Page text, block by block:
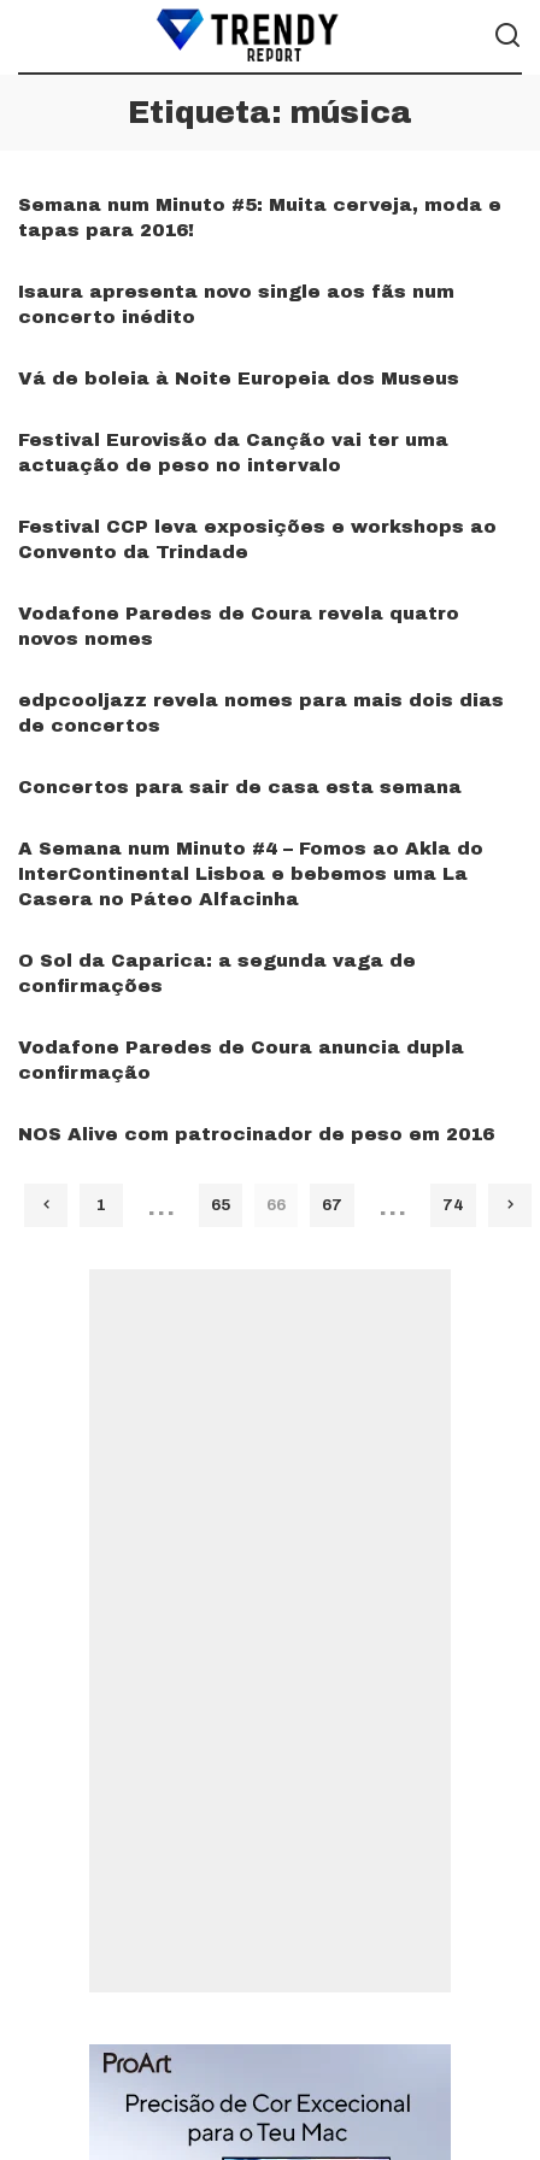
Etiqueta: música
Semana num Minuto #5: Muita cerveja, moda e
tapas para 2016!
Isaura apresenta novo single aos fãs num
concerto inédito
Vá de boleia à Noite Europeia dos Museus
Festival Eurovisão da Canção vai ter uma
actuação de peso no intervalo
Festival CCP leva exposições e workshops ao
Convento da Trindade
Vodafone Paredes de Coura revela quatro
novos nomes
edpcooljazz revela nomes para mais dois dias
de concertos
Concertos para sair de casa esta semana
A Semana num Minuto #4 – Fomos ao Akla do
InterContinental Lisboa e bebemos uma La
Casera no Páteo Alfacinha
O Sol da Caparica: a segunda vaga de
confirmações
Vodafone Paredes de Coura anuncia dupla
confirmação
NOS Alive com patrocinador de peso em 2016
1 … 65 66 67 … 74